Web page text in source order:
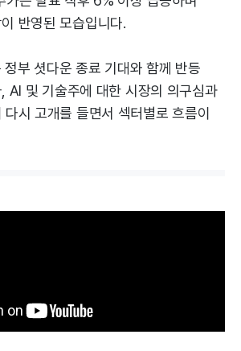
반영된 모습입니다.
부 셧다운 종료 기대와 함께 반등
AI 및 기술주에 대한 시장의 의구심과
시 고개를 들면서 섹터별로 흐름이